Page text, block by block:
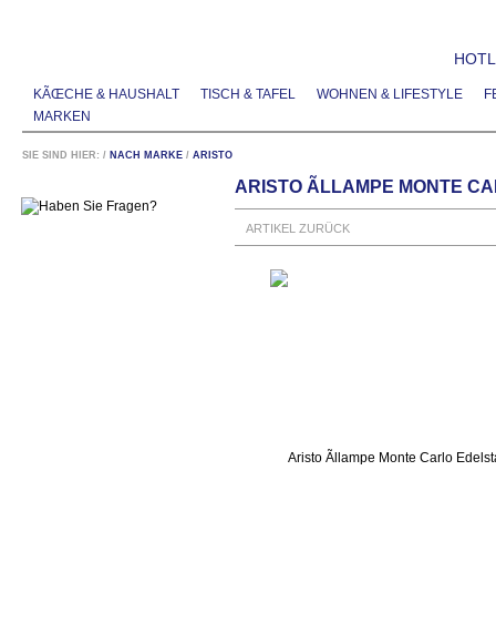
KÃŒCHE & HAUSHALT TISCH & TAFEL WOHNEN & LIFESTYLE
MARKEN
SIE SIND HIER: / NACH MARKE / ARISTO
ARISTO ÃLLAMPE MONTE
ARTIKEL ZURÜCK